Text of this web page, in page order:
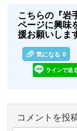
こちらの『岩
ページに興味
援お願いしま
気になる 0
ラインで送
コメントを投